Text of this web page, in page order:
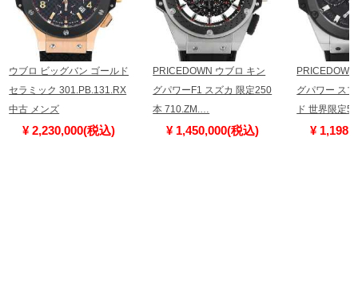
ウブロ ビッグバン ゴールド
セラミック 301.PB.131.RX
中古 メンズ
¥ 2,230,000(税込)
PRICEDOWN ウブロ キン
グパワーF1 スズカ 限定250
本 710.ZM.…
¥ 1,450,000(税込)
グパワー ス
ド 世界限定
¥